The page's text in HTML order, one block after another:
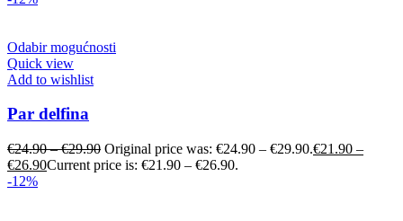
Odabir mogućnosti
Quick view
Add to wishlist
Par delfina
€24.90–€29.90 Original price was: €24.90 – €29.90.€21.90 –
€26.90Current price is: €21.90 – €26.90.
-12%